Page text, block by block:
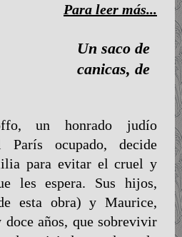
Para leer más...
Un saco de
canicas, de
un honrado judío
París ocupado, decide
para evitar el cruel y
les espera. Sus hijos,
esta obra) y Maurice,
años, que sobrevivir